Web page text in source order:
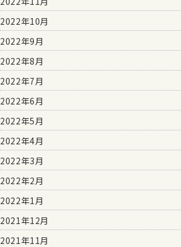
2022年10月
2022年9月
2022年8月
2022年7月
2022年6月
2022年5月
2022年4月
2022年3月
2022年2月
2022年1月
2021年12月
2021年11月